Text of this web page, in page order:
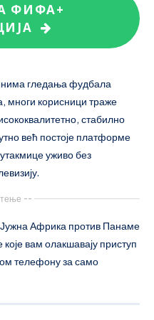
ФИФА+
гледања фудбала
корисници траже
стабилно
већ постоје платформе
уживо без
--
Јужна Африка против Панаме
које вам олакшавају приступ
телефону за само